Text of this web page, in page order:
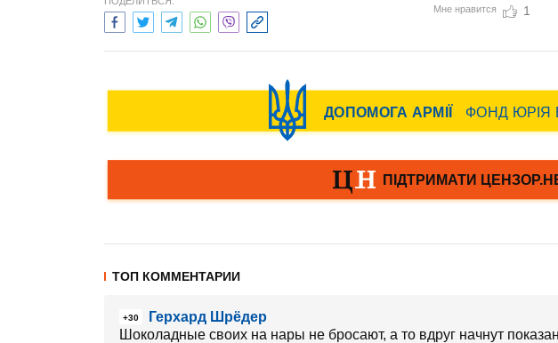
Мне нравится 1
ТОП КОММЕНТАРИИ
+30
Герхард Шрёдер
Шоколадные своих на нары не бросают, а то вдруг начнут